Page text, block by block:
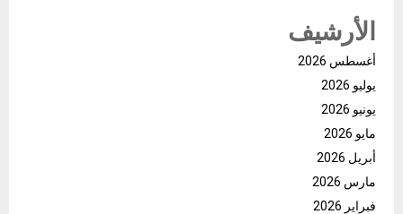
الأرشيف
أغسطس 2026
يوليو 2026
يونيو 2026
مايو 2026
أبريل 2026
مارس 2026
فبراير 2026